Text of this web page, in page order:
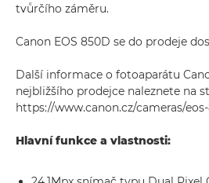
tvůrčího záměru.
Canon EOS 850D se do prodeje
Další informace o fotoaparátu
nejbližšího prodejce naleznete na
https://www.canon.cz/cameras/
Hlavní funkce a vlastnosti: